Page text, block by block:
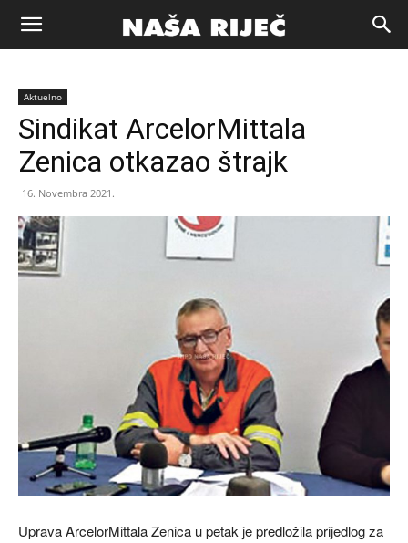
Naša
riječ
Aktuelno
Sindikat ArcelorMittala
Zenica otkazao štrajk
16. Novembra 2021.
Uprava ArcelorMittala Zenica u petak je predložila prijedlog za